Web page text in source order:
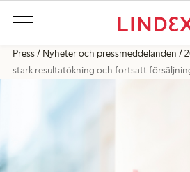
Press Nyheter och pressmeddelanden
stark resultatökning och fortsatt